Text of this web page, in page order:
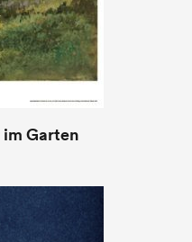
Garten